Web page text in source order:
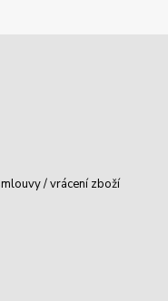
/ vrácení zboží